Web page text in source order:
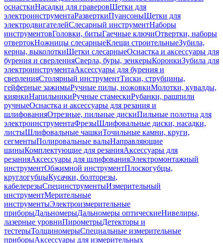
оснасткиНасадки для граверовЩетки для
электроинструментаРазверткиПуансоныЩетки для
электродвигателейСлесарный инструментНаборы
инструментовГоловки, битыГаечные ключиОтвертки, наборы
отвертокНожницы слесарныеКлещи строительныеЗубила,
керны, выколоткиЩетки слесарныеОснастка и аксессуары для
бурения и сверленияСверла, буры, зенкерыКоронкиЗубила для
электроинструментаАксессуары для бурения и
сверленияСтолярный инструментТиски, струбцины,
гейферные зажимыРучные пилы, ножовкиМолотки, кувалды,
киянкиНапильникиРучные стамескиРубанки, рашпили
ручныеОснастка и аксессуары для резания и
шлифованияОтрезные, пильные дискиПильные полотна для
электроинструментаФрезыШлифовальные диски, насадки,
листыШлифовальные чашкиТочильные камни, круги,
сегментыПолировальные валыНаправляющие
шиныКомплектующие для резанияАксессуары для
резанияАксессуары для шлифованияЭлектромонтажный
инструментОбжимной инструментПлоскогубцы,
круглогубцыКусачки, болторезы,
кабелерезыСпецинструментыИзмерительный
инструментМерительные
инструментыЭлектроизмерительные
приборыДальномерыДальномеры оптическиеНивелиры,
лазерные уровниПирометрыДетекторы и
тестерыТолщиномерыСпециальные измерительные
приборыАксессуары для измерительных